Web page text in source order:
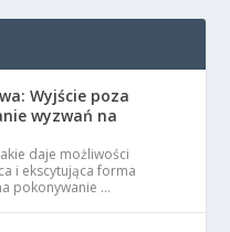
Wyjście poza
wyzwań na
daje możliwości
i ekscytująca forma
pokonywanie …